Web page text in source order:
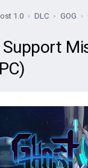
1.0 DLC GOG